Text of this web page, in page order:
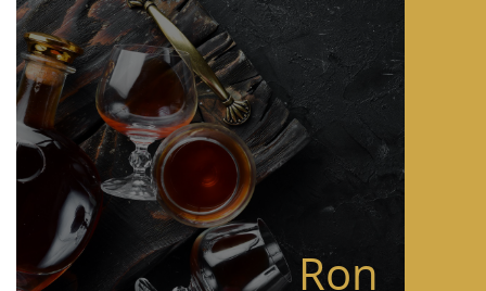
Ron